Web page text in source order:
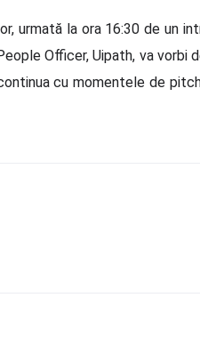
urmată la ora 16:30 de un
Officer, Uipath, va vorbi
cu momentele de